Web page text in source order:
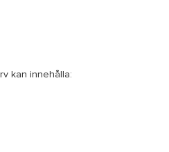
kan innehålla: